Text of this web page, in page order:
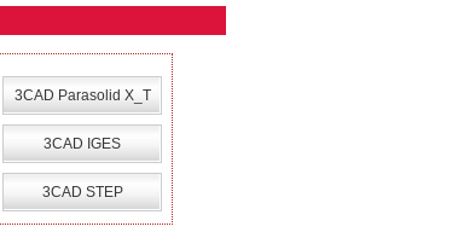
3CAD Parasolid X_T
3CAD IGES
3CAD STEP